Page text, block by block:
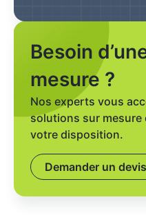
Besoin
mesure ?
Nos experts vous
solutions sur mesure
votre disposition.
Demander un devis